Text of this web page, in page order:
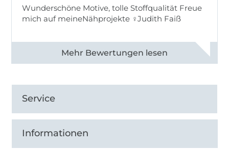
Wunderschöne Motive, tolle Stoffqualität Freue
mich auf meineNähprojekte ♀Judith Faiß
Alle 82990 Bewertungen ansehen
Service
Informationen